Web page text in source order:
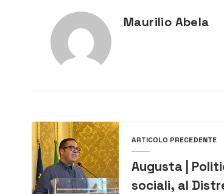
Maurilio Abela
ARTICOLO PRECEDENTE
Augusta |
sociali, al